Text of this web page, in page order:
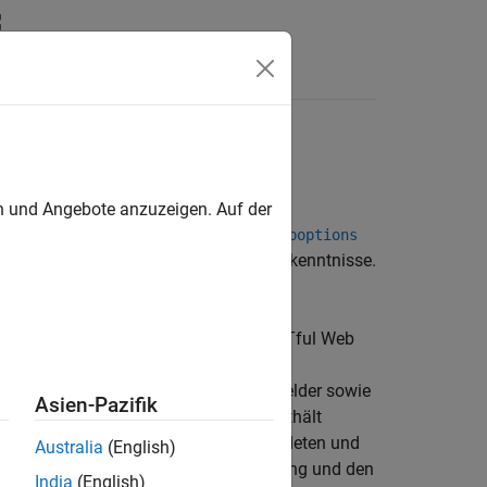
weboptions
POST-Methoden ohne Programmierkenntnisse.
Funktionen, die von den RESTful Web
Klassen für das Verfassen von
Nachrichtenheader und -felder sowie
Einheiten. Die Schnittstelle enthält
für die Verarbeitung von gesendeten und
für die Verarbeitung, die Übertragung und den
Angebote anzuzeigen. Auf der
Asien-Pazifik
Australia (English)
India (English)